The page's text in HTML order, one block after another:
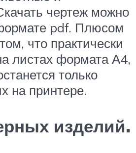
чертеж можно
pdf. Плюсом
что практически
листах формата А4,
только
на принтере.
изделий.